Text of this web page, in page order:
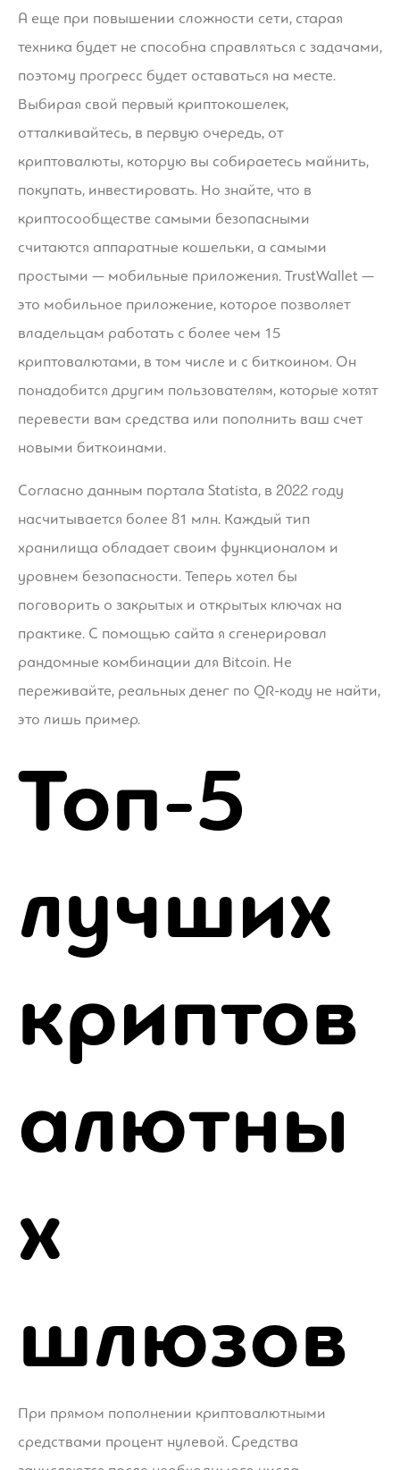
А еще при повышении сложности сети, старая
техника будет не способна справляться с задачами,
поэтому прогресс будет оставаться на месте.
Выбирая свой первый криптокошелек,
отталкивайтесь, в первую очередь, от
криптовалюты, которую вы собираетесь майнить,
покупать, инвестировать. Но знайте, что в
криптосообществе самыми безопасными
считаются аппаратные кошельки, а самыми
простыми ― мобильные приложения. TrustWallet ―
это мобильное приложение, которое позволяет
владельцам работать с более чем 15
криптовалютами, в том числе и с биткоином. Он
понадобится другим пользователям, которые хотят
перевести вам средства или пополнить ваш счет
новыми биткоинами.
Согласно данным портала Statista, в 2022 году
насчитывается более 81 млн. Каждый тип
хранилища обладает своим функционалом и
уровнем безопасности. Теперь хотел бы
поговорить о закрытых и открытых ключах на
практике. С помощью сайта я сгенерировал
рандомные комбинации для Bitcoin. Не
переживайте, реальных денег по QR-коду не найти,
это лишь пример.
Топ-5
лучших
криптов
алютны
х
шлюзов
При прямом пополнении криптовалютными
средствами процент нулевой. Средства